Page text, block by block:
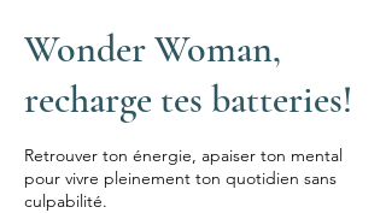
Wonder Woman,
recharge tes batteries!
Retrouver ton énergie, apaiser ton mental
pour vivre pleinement ton quotidien sans
culpabilité.